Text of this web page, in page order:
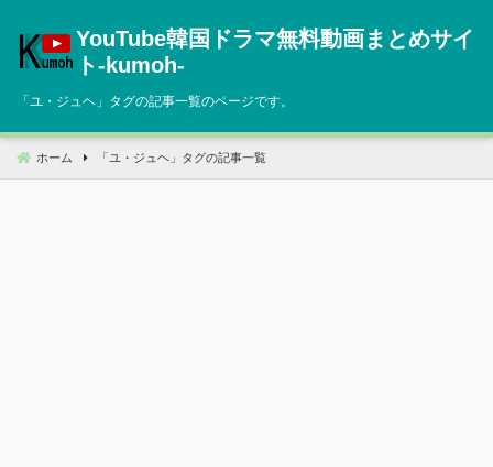
へ
動
YouTube韓国ドラマ無料動画まとめサイ
ト‐kumoh‐
「 ユ・ジュヘ 」タグの記事一覧のページです。
ホーム 「 ユ・ジュヘ 」タグの記事一覧